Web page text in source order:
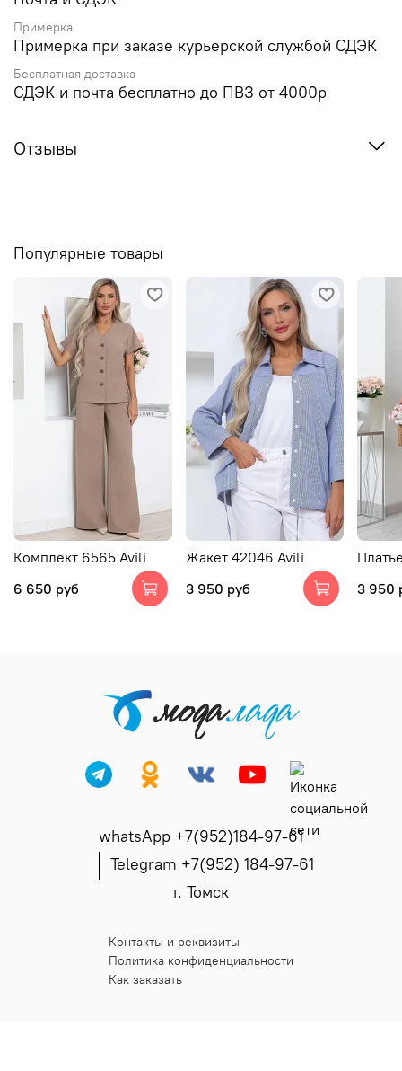
Примерка
Примерка при заказе курьерской службой СДЭК
Бесплатная доставка
СДЭК и почта бесплатно до ПВЗ от 4000р
Отзывы
Популярные товары
Комплект 6565 Avili
6 650 руб
Жакет 42046 Avili
3 950 руб
3 950
whatsApp +7(952)184-97-61
Telegram +7(952) 184-97-61
г. Томск
Контакты и реквизиты
Политика конфиденциальности
Как заказать